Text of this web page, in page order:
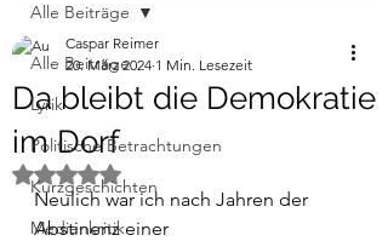
Alle Beiträge
Lyrik
Politische Betrachtungen
Kurzgeschichten
Medienkritik
Alle Beiträge
Da bleibt die Demokratie
im Dorf
Caspar Reimer
20. März 2024 1 Min. Lesezeit
Mit NaN von 5 Sternen bewertet.
Neulich war ich nach Jahren der
Abstinenz einer